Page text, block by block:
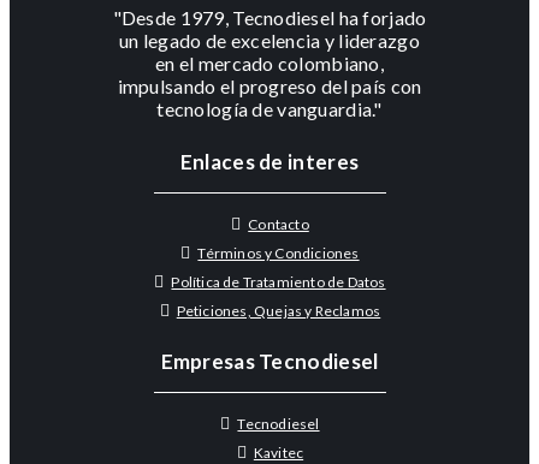
"Desde 1979, Tecnodiesel ha forjado
un legado de excelencia y liderazgo
en el mercado colombiano,
impulsando el progreso del país con
tecnología de vanguardia."
Enlaces de interes
Contacto
Términos y Condiciones
Política de Tratamiento de Datos
Peticiones, Quejas y Reclamos
Empresas Tecnodiesel
Tecnodiesel
Kavitec